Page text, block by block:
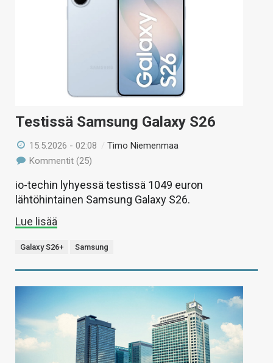
Testissä Samsung Galaxy S26
15.5.2026 - 02:08 /Timo Niemenmaa
Kommentit (25)
io-techin lyhyessä testissä 1049 euron
lähtöhintainen Samsung Galaxy S26.
Lue lisää
Galaxy S26+ Samsung